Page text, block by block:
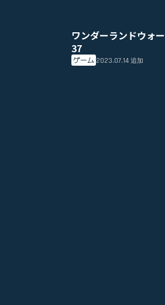
ワンダーランドウォ
37
ゲーム 2023.07.14追加